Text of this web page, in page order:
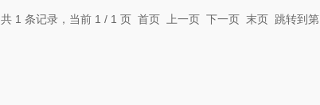
共 1 条记录，当前 1 / 1 页 首页 上一页 下一页 末页 跳转到第